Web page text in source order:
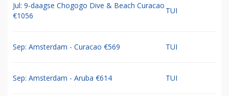
Jul: 9-daagse Chogogo Dive & Beach Curacao
€1056
TUI
Sep: Amsterdam - Curacao €569 TUI
Sep: Amsterdam - Aruba €614 TUI